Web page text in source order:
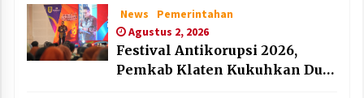
News
Pemerintahan
Agustus 2, 2026
Festival Antikorupsi 2026,
Pemkab Klaten Kukuhkan Duta